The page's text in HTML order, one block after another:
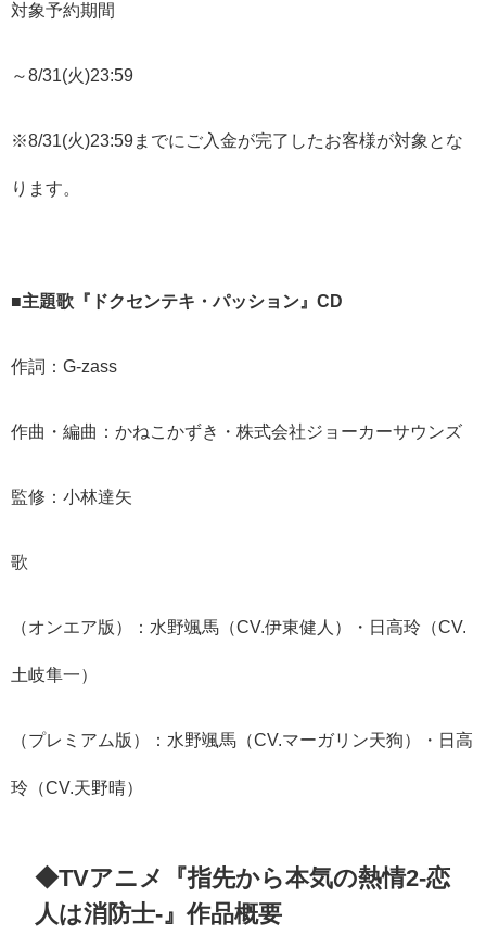
対象予約期間
～8/31(火)23:59
※8/31(火)23:59までにご入金が完了したお客様が対象とな
ります。
■主題歌『ドクセンテキ・パッション』CD
作詞：G-zass
作曲・編曲：かねこかずき・株式会社ジョーカーサウンズ
監修：小林達矢
歌
（オンエア版）：水野颯馬（CV.伊東健人）・日高玲（CV.
土岐隼一）
（プレミアム版）：水野颯馬（CV.マーガリン天狗）・日高
玲（CV.天野晴）
◆​​TVアニメ『指先から本気の熱情2-恋
人は消防士-』作品概要